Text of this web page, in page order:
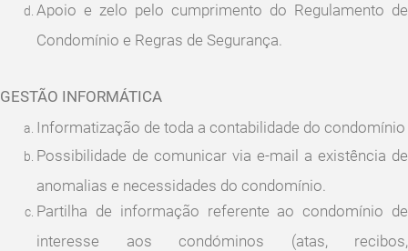
Apoio e zelo pelo cumprimento do Regulamento de
Condomínio e Regras de Segurança.
GESTÃO INFORMÁTICA
Informatização de toda a contabilidade do condomínio
Possibilidade de comunicar via e-mail a existência de
anomalias e necessidades do condomínio.
Partilha de informação referente ao condomínio de
interesse aos condóminos (atas, recibos,